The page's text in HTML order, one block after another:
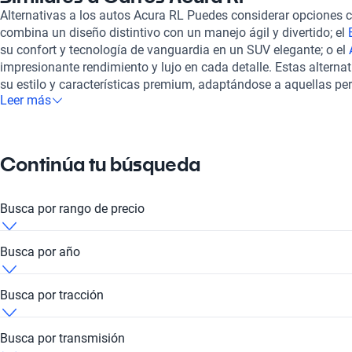
sensores y cámara de reversa, que facilitan el estacionamiento
línea de Acura, también encontramos modelos destacados
alto rendimiento, y el Acura TLX
, que ofrece una mezcla ideal
elegir un vehículo con Kavak, aseguras tu inversión al acceder
de financiamiento flexible. La experiencia de compra es
postventa está garantizado a través de las agencias
Alternativas a los autos Acura RL Puedes considerar opciones
combina un diseño distintivo con un manejo ágil y divertido; el
su confort y tecnología de vanguardia en un SUV elegante; o el
impresionante rendimiento y lujo en cada detalle. Estas
su estilo y características premium, adaptándose a aquellas
sofisticado y confiable.
Leer más
Continúa tu búsqueda
Busca por rango de precio
Acura RL de 100 mil pesos
Acura RL de 200 mil pesos
Acura RL de 300 mil pesos
Busca por año
Acura RL 2010
Acura RL 2013
Busca por tracción
Acura RL 4x4
Busca por transmisión